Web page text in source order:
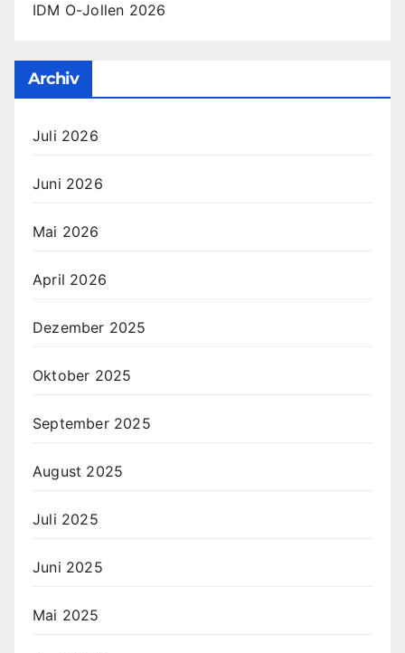
IDM O-Jollen 2026
Archiv
Juli 2026
Juni 2026
Mai 2026
April 2026
Dezember 2025
Oktober 2025
September 2025
August 2025
Juli 2025
Juni 2025
Mai 2025